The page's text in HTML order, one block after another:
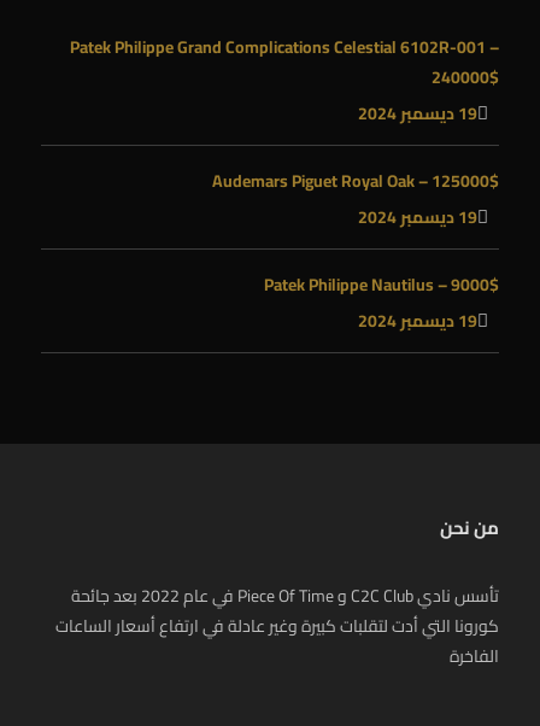
Patek Philippe Grand Complications Celestial 6102R-001 –
240000$
19 ديسمبر 2024
Audemars Piguet Royal Oak – 125000$
19 ديسمبر 2024
Patek Philippe Nautilus – 9000$
19 ديسمبر 2024
من نحن
تأسس نادي C2C Club و Piece Of Time في عام 2022 بعد جائحة
كورونا التي أدت لتقلبات كبيرة وغير عادلة في ارتفاع أسعار الساعات
الفاخرة